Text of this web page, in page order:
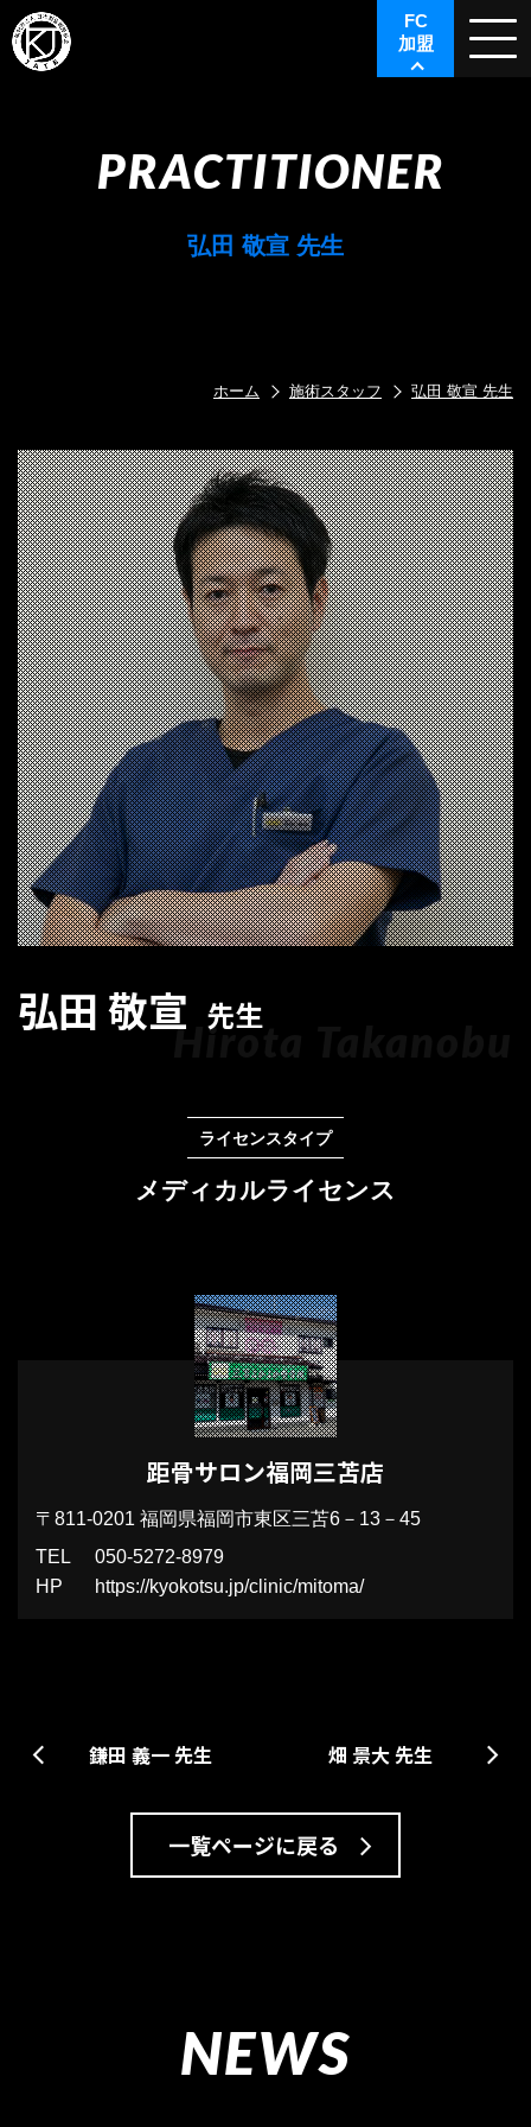
FC
加盟
PRACTITIONER
弘田 敬宣 先生
ホーム 施術スタッフ 弘田 敬宣 先生
弘田 敬宣 先生
Hirota Takanobu
ライセンスタイプ
メディカルライセンス
距骨サロン福岡三苫店
〒811-0201 福岡県福岡市東区三苫6－13－45
TEL
050-5272-8979
HP
https://kyokotsu.jp/clinic/mitoma/
鎌田 義一 先生
一覧ページに戻る
畑 景大 先生
NEWS